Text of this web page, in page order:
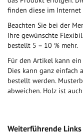
finden diese im
Beachten Sie bei der
Ihre gewünschte
bestellt 5 – 10 % mehr.
Für den Artikel kann
Dies kann ganz einfach
bestellt werden.
abweichen. Holz ist
Weiterführende Links